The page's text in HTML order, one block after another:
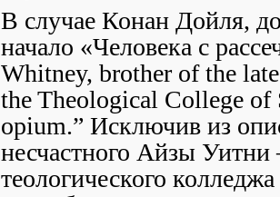
В случае Конан Дойля,
начало «Человека с
Whitney, brother of the
the Theological College of
opium.” Исключив из
несчастного Айзы
теологического